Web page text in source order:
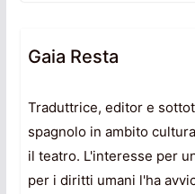
Gaia Resta
Traduttrice, editor e
spagnolo in ambito
il teatro. L'interesse per
per i diritti umani l'ha